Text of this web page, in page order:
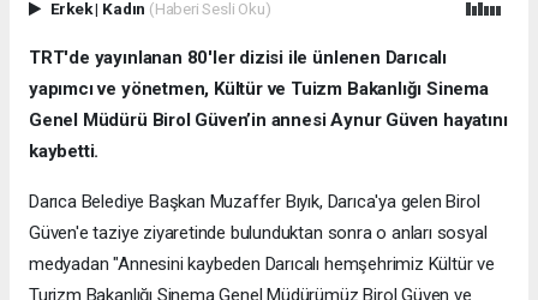
Erkek| Kadın (Haberi Sesli Oku)
TRT'de yayınlanan 80'ler dizisi ile ünlenen Darıcalı
yapımcı ve yönetmen, Kültür ve Tuizm Bakanlığı Sinema
Genel Müdürü Birol Güven’in annesi Aynur Güven hayatını
kaybetti.
Darıca Belediye Başkan Muzaffer Bıyık, Darıca'ya gelen Birol
Güven'e taziye ziyaretinde bulunduktan sonra o anları sosyal
medyadan "Annesini kaybeden Darıcalı hemşehrimiz Kültür ve
Turizm Bakanlığı Sinema Genel Müdürümüz Birol Güven ve